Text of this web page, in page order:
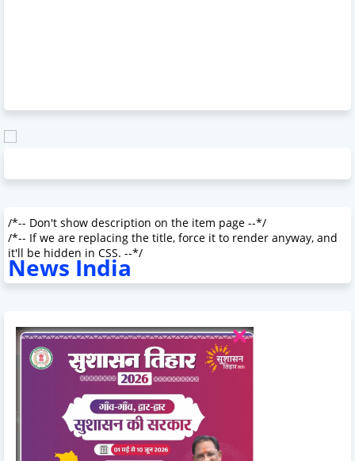
/*-- Don't show description on the item page --*/
/*-- If we are replacing the title, force it to render anyway, and
it'll be hidden in CSS. --*/
News India